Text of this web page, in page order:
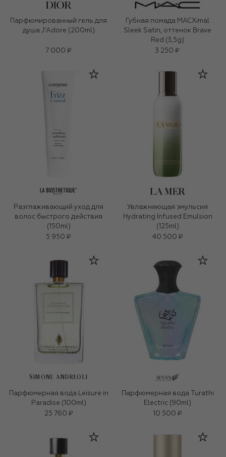
Парфюмированный гель для
душа J'Adore (200ml)
7 000 ₽
Губная помада MACXimal
Sleek Satin, оттенок Brave
Red (3,5g)
3 250 ₽
Разглаживающий уход для
волос быстрого действия
(150ml)
5 950 ₽
Увлажняющая эмульсия
Hydrating Infused Emulsion
(125ml)
40 500 ₽
SIMONE ANDREOLI
Парфюмерная вода Leisure in
Paradise (100ml)
25 760 ₽
Парфюмерная вода Turathi
Electric (90ml)
10 500 ₽